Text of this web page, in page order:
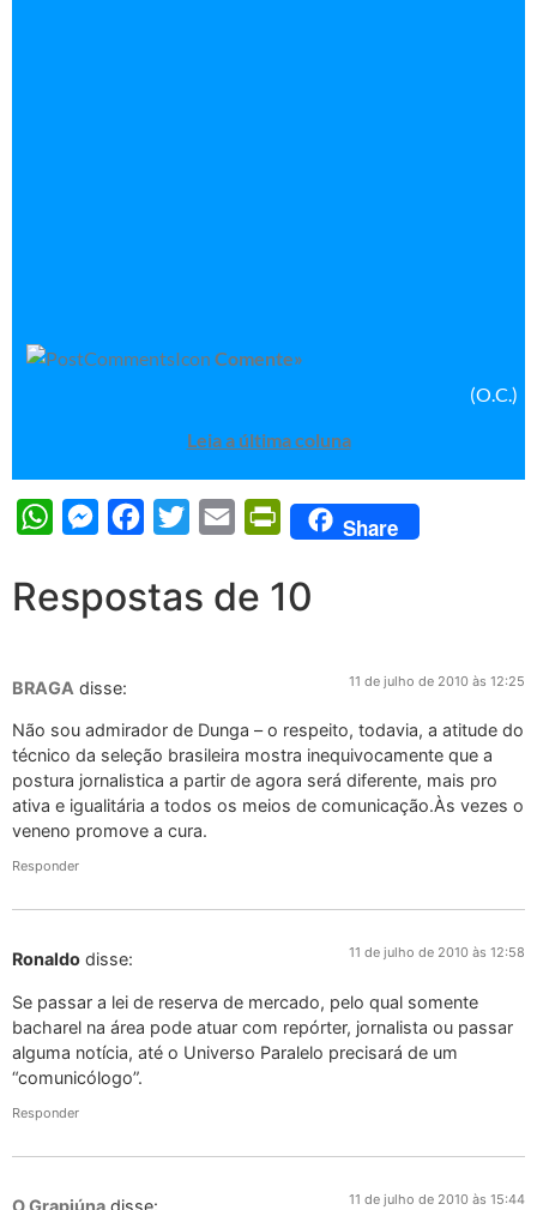
Comente»
(O.C.)
Leia a última coluna
WhatsAppMessengerFacebook
Twitter Email PrintFriendly
Share
Respostas de 10
BRAGA disse: 11 de julho de 2010 às 12:25
Não sou admirador de Dunga – o respeito, todavia, a atitude do
técnico da seleção brasileira mostra inequivocamente que a
postura jornalistica a partir de agora será diferente, mais pro
ativa e igualitária a todos os meios de comunicação.Às vezes o
veneno promove a cura.
Responder
Ronaldo disse: 11 de julho de 2010 às 12:58
Se passar a lei de reserva de mercado, pelo qual somente
bacharel na área pode atuar com repórter, jornalista ou passar
alguma notícia, até o Universo Paralelo precisará de um
“comunicólogo”.
Responder
11 de julho de 2010 às 15:44